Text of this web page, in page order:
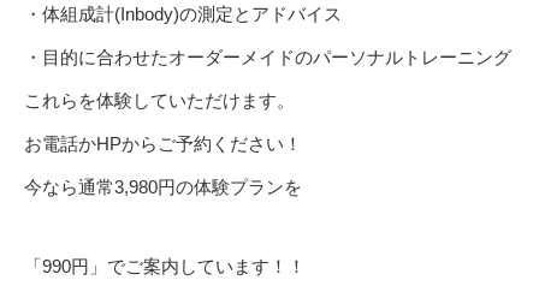
・体組成計(Inbody)の測定とアドバイス
・目的に合わせたオーダーメイドのパーソナルトレーニング
これらを体験していただけます。
お電話かHPからご予約ください！
今なら通常3,980円の体験プランを
「990円」でご案内しています！！